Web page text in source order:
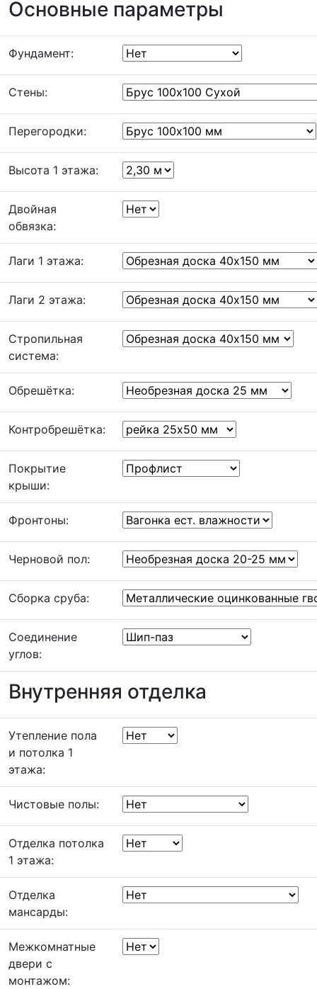
Основные параметры
Фундамент:
Стены:
Перегородки:
Высота 1 этажа:
Двойная
обвязка:
Лаги 1 этажа:
Лаги 2 этажа:
Стропильная
система:
Обрешётка:
Контробрешётка:
Покрытие
крыши:
Фронтоны:
Черновой пол:
Сборка сруба:
Соединение
углов:
Внутренняя отделка
Утепление пола
и потолка 1
этажа:
Чистовые полы:
Отделка потолка
1 этажа:
Отделка
мансарды:
Межкомнатные
двери с
монтажом: